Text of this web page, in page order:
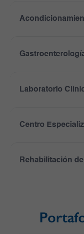
Laboratorio
Centro
Rehabilitación